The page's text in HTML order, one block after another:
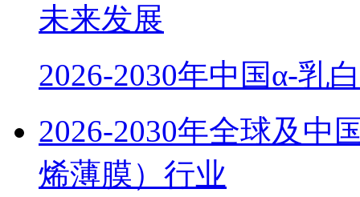
未来发展
2026-2030年中国α-乳
2026-2030年全球及中
烯薄膜）行业